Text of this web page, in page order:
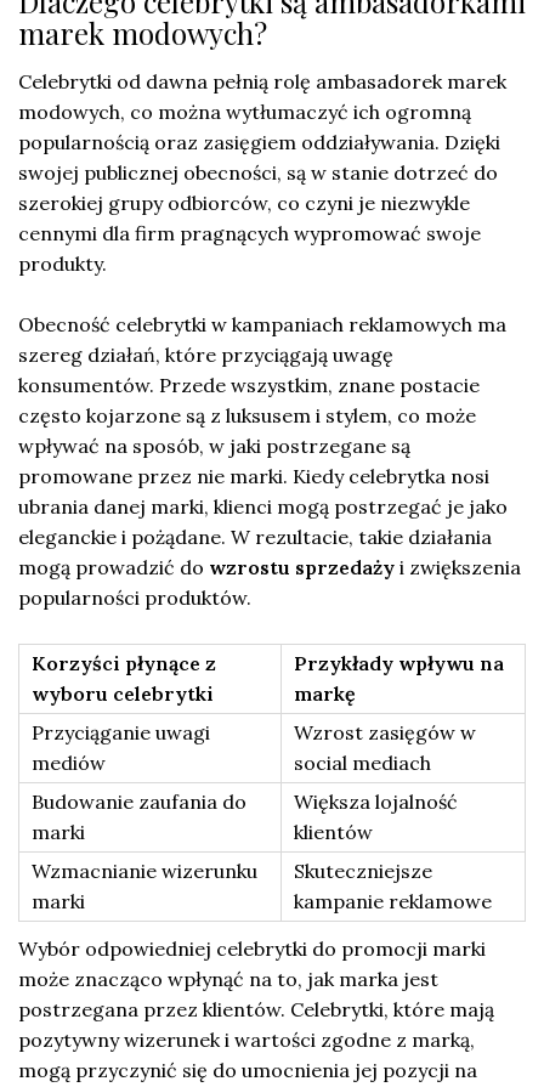
marek modowych?
Celebrytki od dawna pełnią rolę ambasadorek marek
modowych, co można wytłumaczyć ich ogromną
popularnością oraz zasięgiem oddziaływania. Dzięki
swojej publicznej obecności, są w stanie dotrzeć do
szerokiej grupy odbiorców, co czyni je niezwykle
cennymi dla firm pragnących wypromować swoje
produkty.
Obecność celebrytki w kampaniach reklamowych ma
szereg działań, które przyciągają uwagę
konsumentów. Przede wszystkim, znane postacie
często kojarzone są z luksusem i stylem, co może
wpływać na sposób, w jaki postrzegane są
promowane przez nie marki. Kiedy celebrytka nosi
ubrania danej marki, klienci mogą postrzegać je jako
eleganckie i pożądane. W rezultacie, takie działania
mogą prowadzić do wzrostu sprzedaży i zwiększenia
popularności produktów.
Korzyści płynące z
wyboru celebrytki
Przykłady wpływu na
markę
Przyciąganie uwagi
mediów
Wzrost zasięgów w
social mediach
Budowanie zaufania do
marki
Większa lojalność
klientów
Wzmacnianie wizerunku
marki
Skuteczniejsze
kampanie reklamowe
Wybór odpowiedniej celebrytki do promocji marki
może znacząco wpłynąć na to, jak marka jest
postrzegana przez klientów. Celebrytki, które mają
pozytywny wizerunek i wartości zgodne z marką,
mogą przyczynić się do umocnienia jej pozycji na